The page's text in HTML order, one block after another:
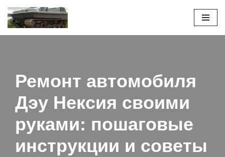
Перейти
Ремонт автомобиля
Дэу Нексия своими
руками: пошаговые
инструкции и советы